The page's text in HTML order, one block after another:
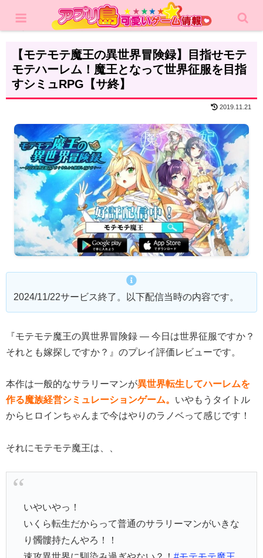
レビュー シミュレーション
【モテモテ魔王の異世界冒険録】目指せモテ
モテハーレム！魔王となって世界征服を目指
すシミュRPG【サ終】
2019.11.21
2024/11/22サービス終了。以下配信当時の内容です。
『モテモテ魔王の異世界冒険録 — 今日は世界征服ですか？
それとも嫁探しですか？』のプレイ評価レビューです。
本作は一般的なサラリーマンが異世界転生してハーレムを
作る魔族経営シミュレーションゲーム。 いやもうタイトル
からヒロインちゃんまで今はやりのラノベって感じです！
それにモテモテ魔王は、、
いやいやっ！
いくら転生だからって普通のサラリーマンがいきな
り髑髏持たんやろ！！